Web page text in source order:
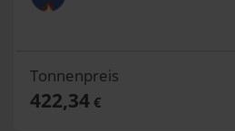
Tonnenpreis
422,34€